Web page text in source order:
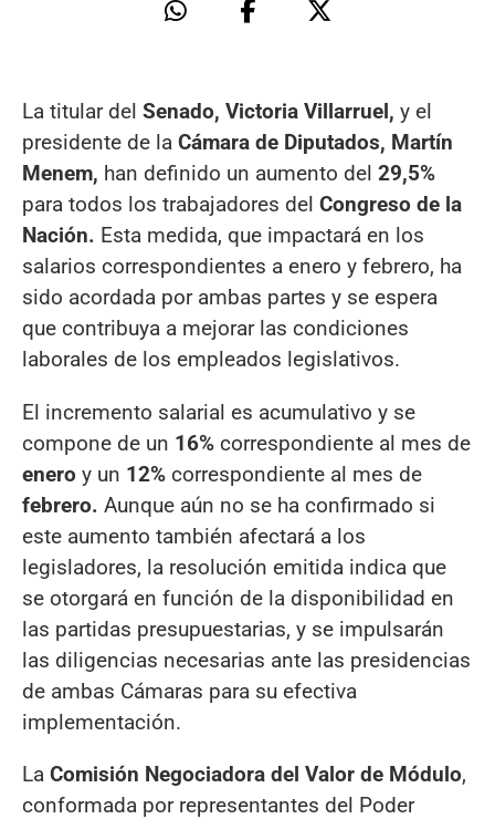
La titular del Senado, Victoria Villarruel, y el
presidente de la Cámara de Diputados, Martín
Menem, han definido un aumento del 29,5%
para todos los trabajadores del Congreso de la
Nación. Esta medida, que impactará en los
salarios correspondientes a enero y febrero, ha
sido acordada por ambas partes y se espera
que contribuya a mejorar las condiciones
laborales de los empleados legislativos.
El incremento salarial es acumulativo y se
compone de un 16% correspondiente al mes de
enero y un 12% correspondiente al mes de
febrero. Aunque aún no se ha confirmado si
este aumento también afectará a los
legisladores, la resolución emitida indica que
se otorgará en función de la disponibilidad en
las partidas presupuestarias, y se impulsarán
las diligencias necesarias ante las presidencias
de ambas Cámaras para su efectiva
implementación.
La Comisión Negociadora del Valor de Módulo,
conformada por representantes del Poder